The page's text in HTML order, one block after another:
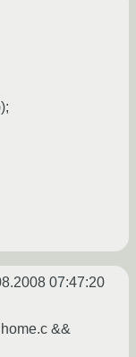
07:47:20
&&